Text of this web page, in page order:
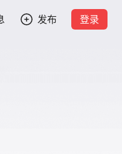
发布 登录